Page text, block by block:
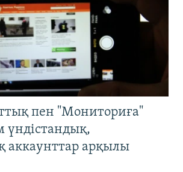
пен "Мониториға"
аккаунттар арқылы